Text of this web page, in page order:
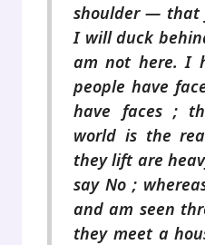
shoulder — that
I will duck
am not here. I
people have
have faces ;
world is the
they lift are
say No ;
and am seen
they meet a